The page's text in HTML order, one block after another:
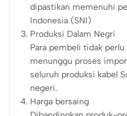
dipastikan memenuhi
Indonesia (SNI)
Produksi Dalam Negri
Para pembeli tidak
menunggu proses
seluruh produksi kabel
negeri.
Harga bersaing